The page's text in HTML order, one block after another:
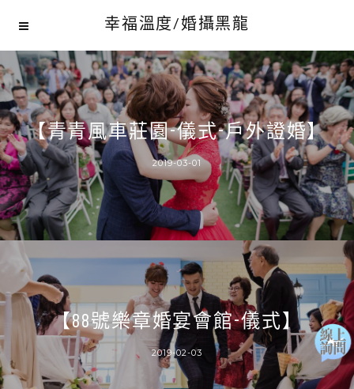
幸福溫度/婚攝黑龍
【青青風車莊園-儀式-戶外證婚】
2019-03-01
【88號樂章婚宴會館-儀式】
2019-02-03